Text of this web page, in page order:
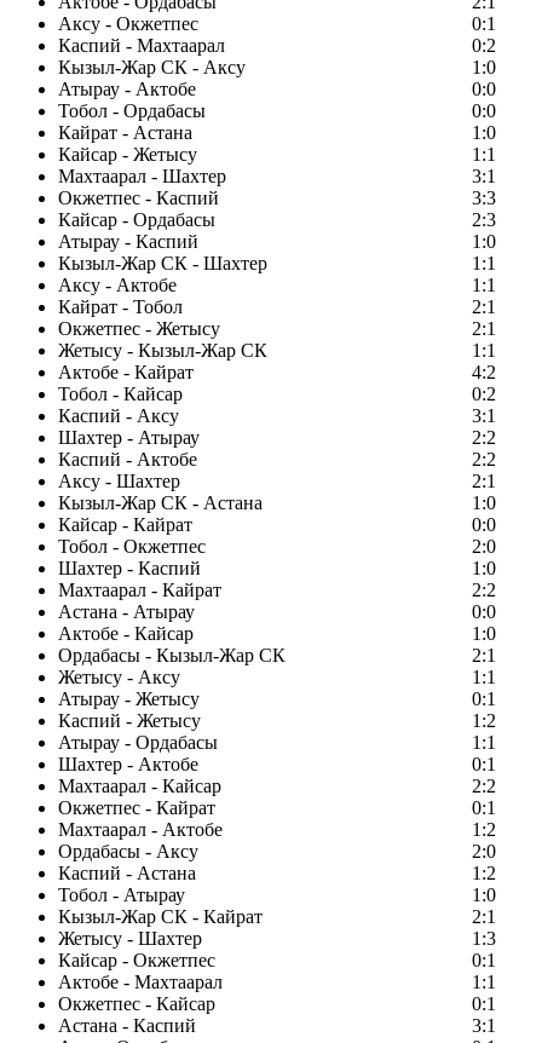
Аксу - Окжетпес
0:1
Каспий - Махтаарал
0:2
Кызыл-Жар СК - Аксу
1:0
Атырау - Актобе
0:0
Тобол - Ордабасы
0:0
Кайрат - Астана
1:0
Кайсар - Жетысу
1:1
Махтаарал - Шахтер
3:1
Окжетпес - Каспий
3:3
Кайсар - Ордабасы
2:3
Атырау - Каспий
1:0
Кызыл-Жар СК - Шахтер
1:1
Аксу - Актобе
1:1
Кайрат - Тобол
2:1
Окжетпес - Жетысу
2:1
Жетысу - Кызыл-Жар СК
1:1
Актобе - Кайрат
4:2
Тобол - Кайсар
0:2
Каспий - Аксу
3:1
Шахтер - Атырау
2:2
Каспий - Актобе
2:2
Аксу - Шахтер
2:1
Кызыл-Жар СК - Астана
1:0
Кайсар - Кайрат
0:0
Тобол - Окжетпес
2:0
Шахтер - Каспий
1:0
Махтаарал - Кайрат
2:2
Астана - Атырау
0:0
Актобе - Кайсар
1:0
Ордабасы - Кызыл-Жар СК
2:1
Жетысу - Аксу
1:1
Атырау - Жетысу
0:1
Каспий - Жетысу
1:2
Атырау - Ордабасы
1:1
Шахтер - Актобе
0:1
Махтаарал - Кайсар
2:2
Окжетпес - Кайрат
0:1
Махтаарал - Актобе
1:2
Ордабасы - Аксу
2:0
Каспий - Астана
1:2
Тобол - Атырау
1:0
Кызыл-Жар СК - Кайрат
2:1
Жетысу - Шахтер
1:3
Кайсар - Окжетпес
0:1
Актобе - Махтаарал
1:1
Окжетпес - Кайсар
0:1
Астана - Каспий
3:1